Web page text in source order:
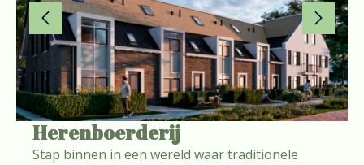
Herenboerderij
Stap binnen in een wereld waar traditionele